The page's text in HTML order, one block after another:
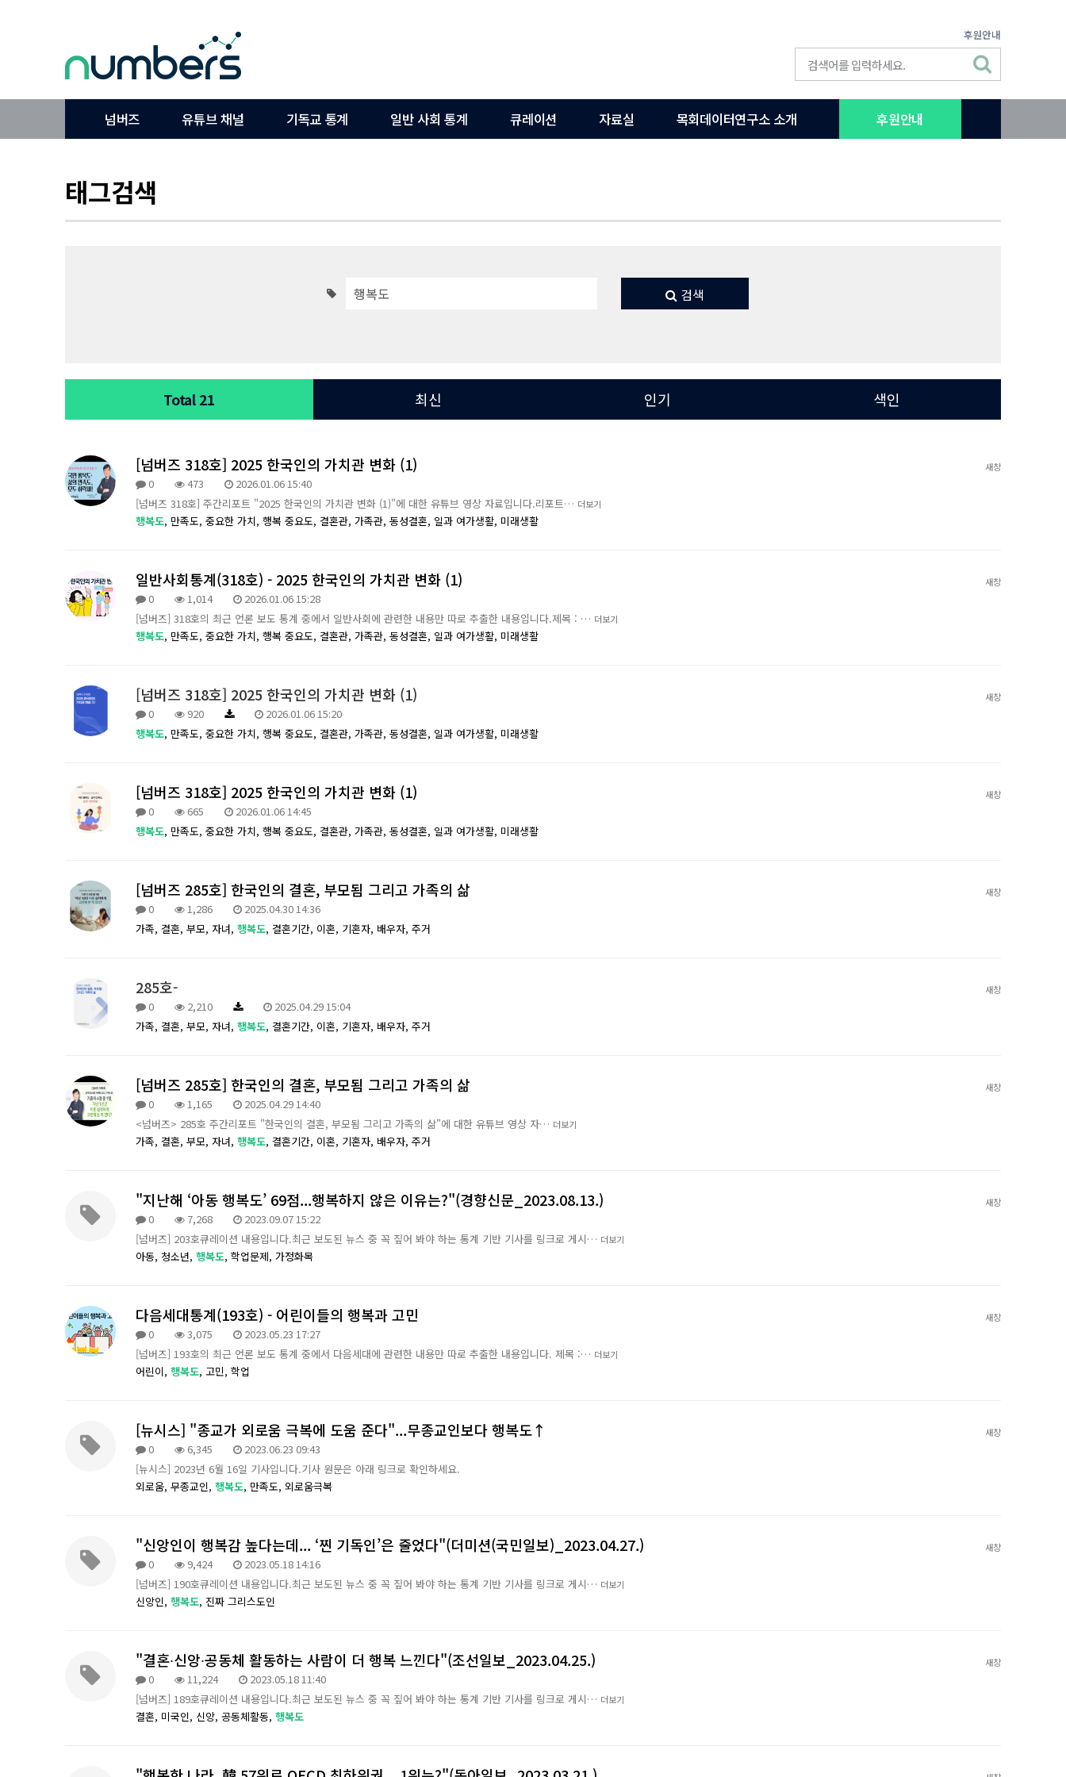
후원안내
넘버즈 유튜브 채널 기독교 통계 일반 사회 통계 큐레이션 자료실 목회데이터연구소 소개 후원안내
태그검색
검색
Total 21 최신 인기 색인
새창
[넘버즈 318호] 2025 한국인의 가치관 변화 (1)
0 473
2026.01.06 15:40
[넘버즈 318호] 주간리포트 "2025 한국인의 가치관 변화 (1)"에 대한 유튜브 영상 자료입니다.리포트… 더보기
행복도, 만족도, 중요한 가치, 행복 중요도, 결혼관, 가족관, 동성결혼, 일과 여가생활, 미래생활
새창
일반사회통계(318호) - 2025 한국인의 가치관 변화 (1)
0 1,014
2026.01.06 15:28
[넘버즈] 318호의 최근 언론 보도 통계 중에서 일반사회에 관련한 내용만 따로 추출한 내용입니다.제목 : … 더보기
행복도, 만족도, 중요한 가치, 행복 중요도, 결혼관, 가족관, 동성결혼, 일과 여가생활, 미래생활
새창
[넘버즈 318호] 2025 한국인의 가치관 변화 (1)
0 920
2026.01.06 15:20
행복도, 만족도, 중요한 가치, 행복 중요도, 결혼관, 가족관, 동성결혼, 일과 여가생활, 미래생활
새창
[넘버즈 318호] 2025 한국인의 가치관 변화 (1)
0 665
2026.01.06 14:45
행복도, 만족도, 중요한 가치, 행복 중요도, 결혼관, 가족관, 동성결혼, 일과 여가생활, 미래생활
새창
[넘버즈 285호] 한국인의 결혼, 부모됨 그리고 가족의 삶
0 1,286
2025.04.30 14:36
가족, 결혼, 부모, 자녀, 행복도, 결혼기간, 이혼, 기혼자, 배우자, 주거
새창
285호-
0 2,210
2025.04.29 15:04
가족, 결혼, 부모, 자녀, 행복도, 결혼기간, 이혼, 기혼자, 배우자, 주거
새창
[넘버즈 285호] 한국인의 결혼, 부모됨 그리고 가족의 삶
0 1,165
2025.04.29 14:40
<넘버즈> 285호 주간리포트 "한국인의 결혼, 부모됨 그리고 가족의 삶"에 대한 유튜브 영상 자… 더보기
가족, 결혼, 부모, 자녀, 행복도, 결혼기간, 이혼, 기혼자, 배우자, 주거
새창
"지난해 ‘아동 행복도’ 69점...행복하지 않은 이유는?"(경향신문_2023.08.13.)
0 7,268
2023.09.07 15:22
[넘버즈] 203호큐레이션 내용입니다.최근 보도된 뉴스 중 꼭 짚어 봐야 하는 통계 기반 기사를 링크로 게시… 더보기
아동, 청소년, 행복도, 학업문제, 가정화목
새창
다음세대통계(193호) - 어린이들의 행복과 고민
0 3,075
2023.05.23 17:27
[넘버즈] 193호의 최근 언론 보도 통계 중에서 다음세대에 관련한 내용만 따로 추출한 내용입니다. 제목 :… 더보기
어린이, 행복도, 고민, 학업
새창
[뉴시스] "종교가 외로움 극복에 도움 준다"...무종교인보다 행복도↑
0 6,345
2023.06.23 09:43
[뉴시스] 2023년 6월 16일 기사입니다.기사 원문은 아래 링크로 확인하세요.
외로움, 무종교인, 행복도, 만족도, 외로움극복
새창
"신앙인이 행복감 높다는데... ‘찐 기독인’은 줄었다"(더미션(국민일보)_2023.04.27.)
0 9,424
2023.05.18 14:16
[넘버즈] 190호큐레이션 내용입니다.최근 보도된 뉴스 중 꼭 짚어 봐야 하는 통계 기반 기사를 링크로 게시… 더보기
신앙인, 행복도, 진짜 그리스도인
새창
"결혼∙신앙∙공동체 활동하는 사람이 더 행복 느낀다"(조선일보_2023.04.25.)
0 11,224
2023.05.18 11:40
[넘버즈] 189호큐레이션 내용입니다.최근 보도된 뉴스 중 꼭 짚어 봐야 하는 통계 기반 기사를 링크로 게시… 더보기
결혼, 미국인, 신앙, 공동체활동, 행복도